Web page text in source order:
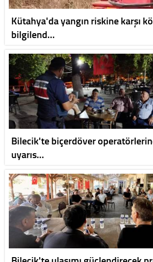
Kütahya'da yangın riskine karşı
bilgilend…
Bilecik'te biçerdöver
uyarıs…